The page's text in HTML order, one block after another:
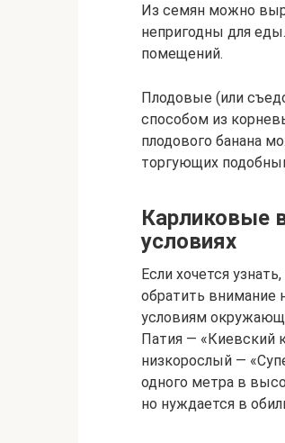
Из семян можно
непригодны для
помещений.
Плодовые (или
способом из
плодового банана
торгующих
Карликовые
условиях
Если хочется
обратить внимание
условиям
Патия ― «Киевский
низкорослый ―
одного метра в
но нуждается в